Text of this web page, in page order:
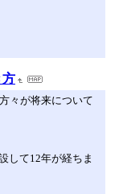
方
々が将来について
して12年が経ちま